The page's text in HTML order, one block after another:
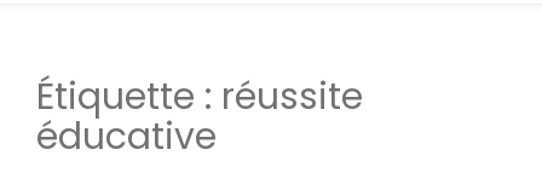
Étiquette : réussite
éducative